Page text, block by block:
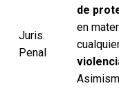
Juris.
Penal
de
en